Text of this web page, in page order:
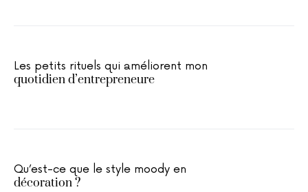
Les petits rituels qui améliorent mon
quotidien d’entrepreneure
Qu’est-ce que le style moody en
décoration ?